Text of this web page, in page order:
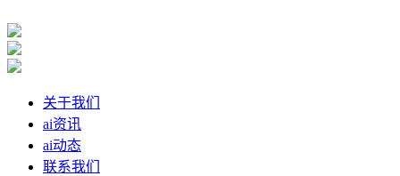
关于我们
ai资讯
ai动态
联系我们